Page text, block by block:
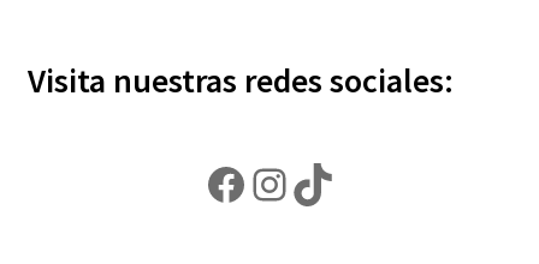
Visita nuestras redes sociales:
Facebook
Instagram
TikTok